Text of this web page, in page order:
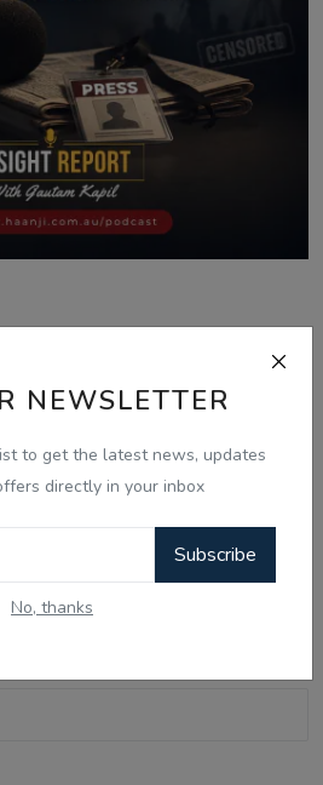
NEWSLETTER
to get the latest news, updates
directly in your inbox
Subscribe
No, thanks